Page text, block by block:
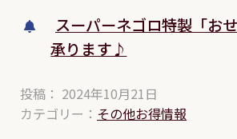
スーパーネゴロ特製「お
承ります♪
投稿： 2024年10月21日
カテゴリー： その他お得情報